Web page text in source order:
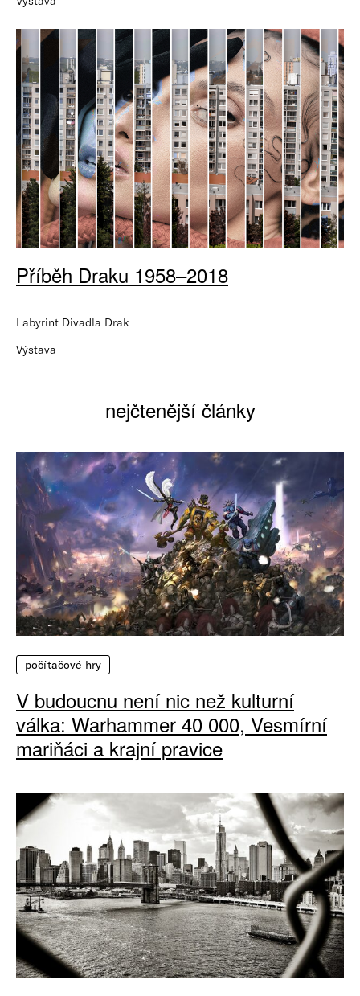
Příběh Draku 1958–2018
Labyrint Divadla Drak
Výstava
nejčtenější články
počítačové hry
V budoucnu není nic než kulturní
válka: Warhammer 40 000, Vesmírní
mariňáci a krajní pravice